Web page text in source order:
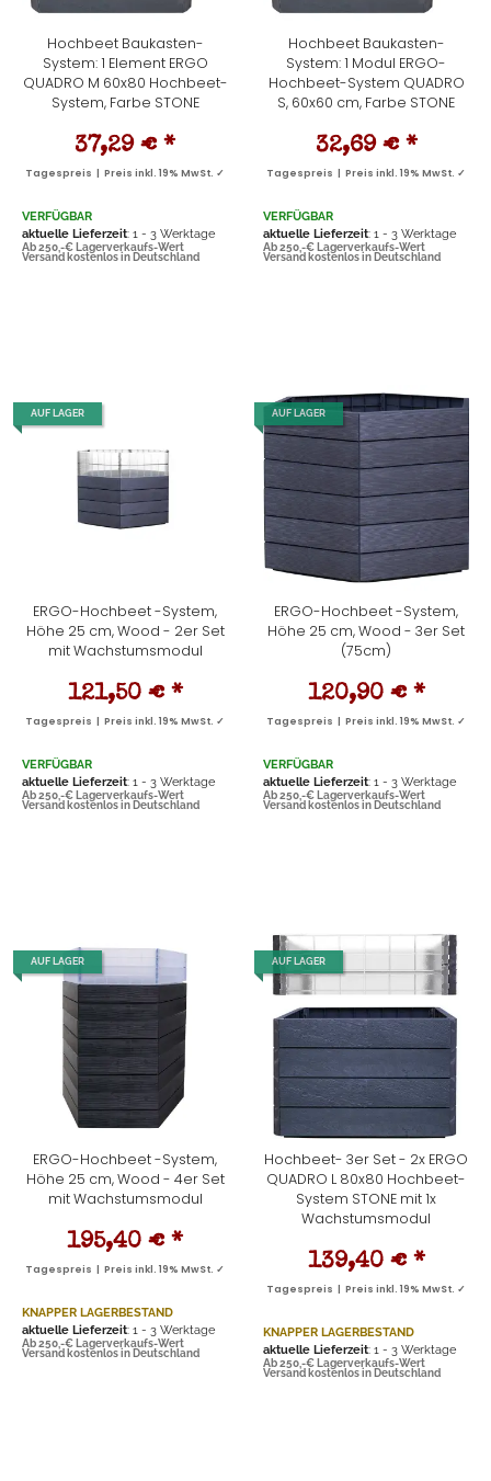
Hochbeet Baukasten-
System: 1 Element ERGO
QUADRO M 60x80 Hochbeet-
System, Farbe STONE
37,29 € *
Tagespreis | Preis inkl. 19% MwSt. ✓
VERFÜGBAR
aktuelle Lieferzeit: 1 - 3 Werktage
Ab 250,-€ Lagerverkaufs-Wert
Versand kostenlos in Deutschland
Hochbeet Baukasten-
System: 1 Modul ERGO-
Hochbeet-System QUADRO
S, 60x60 cm, Farbe STONE
32,69 € *
Tagespreis | Preis inkl. 19% MwSt. ✓
VERFÜGBAR
aktuelle Lieferzeit: 1 - 3 Werktage
Ab 250,-€ Lagerverkaufs-Wert
Versand kostenlos in Deutschland
AUF LAGER
ERGO-Hochbeet -System,
Höhe 25 cm, Wood - 2er Set
mit Wachstumsmodul
121,50 € *
Tagespreis | Preis inkl. 19% MwSt. ✓
VERFÜGBAR
aktuelle Lieferzeit: 1 - 3 Werktage
Ab 250,-€ Lagerverkaufs-Wert
Versand kostenlos in Deutschland
AUF LAGER
ERGO-Hochbeet -System,
Höhe 25 cm, Wood - 3er Set
(75cm)
120,90 € *
Tagespreis | Preis inkl. 19% MwSt. ✓
VERFÜGBAR
aktuelle Lieferzeit: 1 - 3 Werktage
Ab 250,-€ Lagerverkaufs-Wert
Versand kostenlos in Deutschland
AUF LAGER
ERGO-Hochbeet -System,
Höhe 25 cm, Wood - 4er Set
mit Wachstumsmodul
195,40 € *
Tagespreis | Preis inkl. 19% MwSt. ✓
KNAPPER LAGERBESTAND
aktuelle Lieferzeit: 1 - 3 Werktage
Ab 250,-€ Lagerverkaufs-Wert
Versand kostenlos in Deutschland
AUF LAGER
Hochbeet- 3er Set - 2x ERGO
QUADRO L 80x80 Hochbeet-
System STONE mit 1x
Wachstumsmodul
139,40 € *
Tagespreis | Preis inkl. 19% MwSt. ✓
KNAPPER LAGERBESTAND
aktuelle Lieferzeit: 1 - 3 Werktage
Ab 250,-€ Lagerverkaufs-Wert
Versand kostenlos in Deutschland